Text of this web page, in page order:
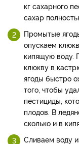
кг сахарного
сахар
Промытые
опускаем
кипящую воду.
клюкву в
ягоды быстро
того, чтобы
пестициды,
плодов. В
сколько и в
Сливаем воду